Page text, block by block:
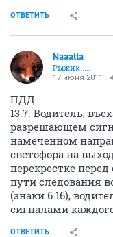
ОТВЕТИТЬ
Naaatta
Рыжик.....
17 июня 2011
ПДД.
13.7. Водитель,
разрешающем
намеченном
светофора на
перекрестке
пути следования
(знаки 6.16),
сигналами
ОТВЕТИТЬ